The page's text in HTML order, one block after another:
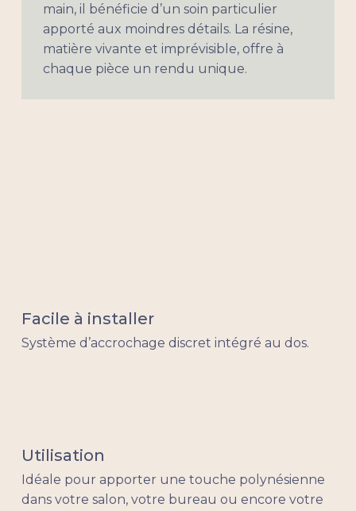
main, il bénéficie d’un soin particulier
apporté aux moindres détails. La résine,
matière vivante et imprévisible, offre à
chaque pièce un rendu unique.
Facile à installer
Système d’accrochage discret intégré au dos.
Utilisation
Idéale pour apporter une touche polynésienne
dans votre salon, votre bureau ou encore votre